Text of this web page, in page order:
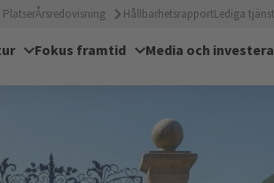
PlatserÅrsredovisning HållbarhetsrapportLediga
Fokus framtid Media och